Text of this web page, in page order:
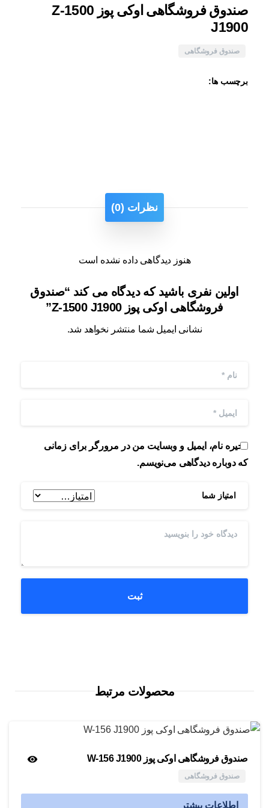
صندوق فروشگاهی اوکی پوز Z-1500
J1900
صندوق فروشگاهی
برچسب ها:
نظرات (0)
هنوز دیدگاهی داده نشده است
اولین نفری باشید که دیدگاه می کند “صندوق
فروشگاهی اوکی پوز Z-1500 J1900”
نشانی ایمیل شما منتشر نخواهد شد.
ذخیره نام، ایمیل و وبسایت من در مرورگر برای زمانی
که دوباره دیدگاهی می‌نویسم.
امتیاز شما
محصولات مرتبط
صندوق فروشگاهی اوکی پوز W-156 J1900
صندوق فروشگاهی
اطلاعات بیشتر